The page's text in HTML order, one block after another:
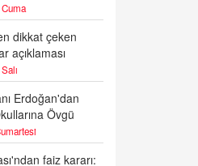
dikkat çeken
açıklaması
Erdoğan'dan
Övgü
faiz kararı: